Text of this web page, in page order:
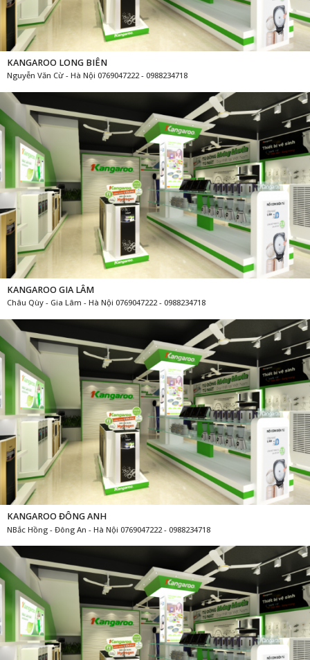
KANGAROO LONG BIÊN
Nguyễn Văn Cừ - Hà Nội 0769047222 - 0988234718
KANGAROO GIA LÂM
Châu Qùy - Gia Lâm - Hà Nội 0769047222 - 0988234718
KANGAROO ĐÔNG ANH
NBắc Hồng - Đông An - Hà Nội 0769047222 - 0988234718